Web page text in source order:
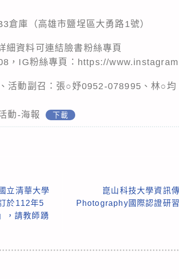
倉庫（高雄市鹽埕區大勇路1號）
細資料可連結臉書粉絲專頁
，IG粉絲專頁：https://
活動副召：張○妤0952-078995、林○
動-海報 下載
立清華大學
於112年5
，請教師踴
崑山科技大學資訊
Photography國際認證研